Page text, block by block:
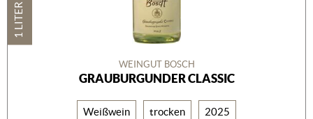
1 LITER
WEINGUT BOSCH
GRAUBURGUNDER CLASSIC
Weißwein trocken 2025